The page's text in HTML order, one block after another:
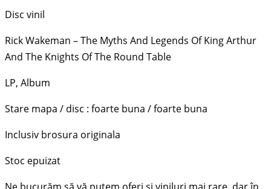
Disc vinil
Rick Wakeman – The Myths And Legends Of King Arthur
And The Knights Of The Round Table
LP, Album
Stare mapa / disc : foarte buna / foarte buna
Inclusiv brosura originala
Stoc epuizat